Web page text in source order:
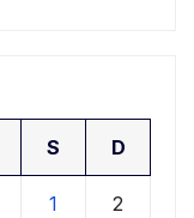
S D
1 2